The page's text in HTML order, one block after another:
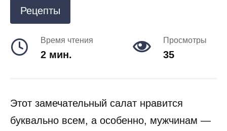
Рецепты
Время чтения
2 мин.
Просмотры
35
Этот замечательный салат нравится
буквально всем, а особенно, мужчинам —